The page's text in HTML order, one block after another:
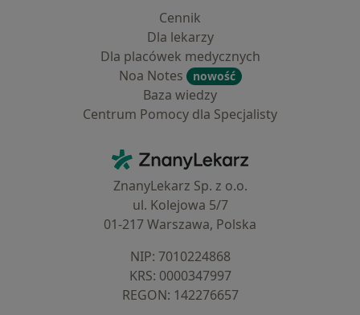
Cennik
Dla lekarzy
Dla placówek medycznych
Noa Notes
nowość
Baza wiedzy
Centrum Pomocy dla Specjalisty
ZnanyLekarz - Strona główna
ZnanyLekarz Sp. z o.o.
ul. Kolejowa 5/7
01-217 Warszawa, Polska
NIP: ⁠7010224868
KRS: ⁠0000347997
REGON: ⁠142276657